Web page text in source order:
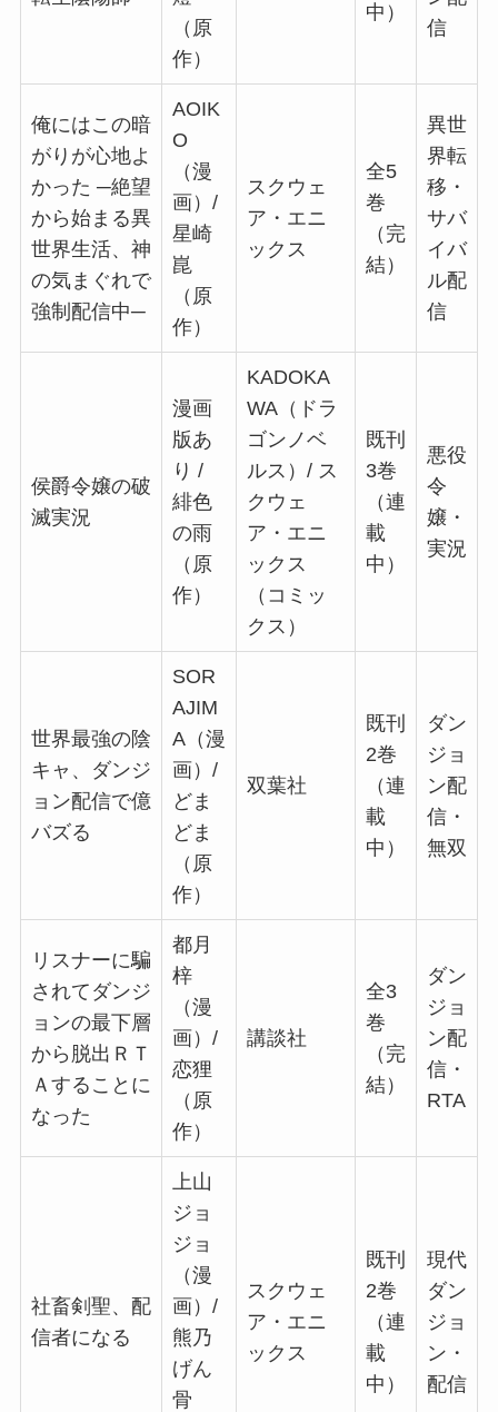
（原
作）
中）
信
俺にはこの暗
がりが心地よ
かった ─絶望
から始まる異
世界生活、神
の気まぐれで
強制配信中─
AOIK
O
（漫
画）/
星崎
崑
（原
作）
スクウェ
ア・エニ
ックス
全5
巻
（完
結）
異世
界転
移・
サバ
イバ
ル配
信
侯爵令嬢の破
滅実況
漫画
版あ
り /
緋色
の雨
（原
作）
KADOKA
WA（ドラ
ゴンノベ
ルス）/ ス
クウェ
ア・エニ
ックス
（コミッ
クス）
既刊
3巻
（連
載
中）
悪役
令
嬢・
実況
世界最強の陰
キャ、ダンジ
ョン配信で億
バズる
SOR
AJIM
A（漫
画）/
どま
どま
（原
作）
双葉社
既刊
2巻
（連
載
中）
ダン
ジョ
ン配
信・
無双
リスナーに騙
されてダンジ
ョンの最下層
から脱出ＲＴ
Ａすることに
なった
都月
梓
（漫
画）/
恋狸
（原
作）
講談社
全3
巻
（完
結）
ダン
ジョ
ン配
信・
RTA
社畜剣聖、配
信者になる
上山
ジョ
ジョ
（漫
画）/
熊乃
げん
骨
スクウェ
ア・エニ
ックス
既刊
2巻
（連
載
中）
現代
ダン
ジョ
ン・
配信